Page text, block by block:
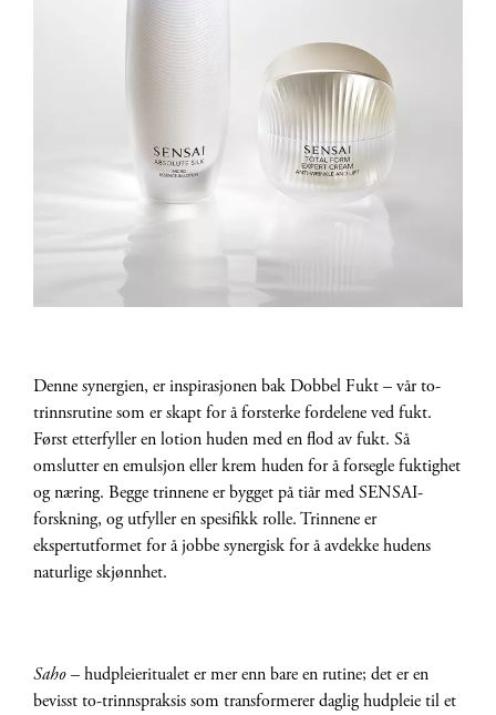
Denne synergien, er inspirasjonen bak Dobbel Fukt – vår to-
trinnsrutine som er skapt for å forsterke fordelene ved fukt.
Først etterfyller en lotion huden med en flod av fukt. Så
omslutter en emulsjon eller krem huden for å forsegle fuktighet
og næring. Begge trinnene er bygget på tiår med SENSAI-
forskning, og utfyller en spesifikk rolle. Trinnene er
ekspertutformet for å jobbe synergisk for å avdekke hudens
naturlige skjønnhet.
Saho– hudpleieritualet er mer enn bare en rutine; det er en
bevisst to-trinnspraksis som transformerer daglig hudpleie til et